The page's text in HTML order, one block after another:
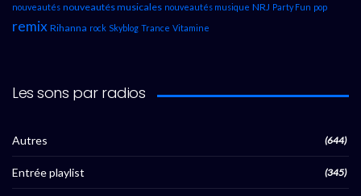
nouveautés nouveautés musicales nouveautés musique NRJ Party Fun pop
remix Rihanna rock Skyblog Trance Vitamine
Les sons par radios
Autres (644)
Entrée playlist (345)